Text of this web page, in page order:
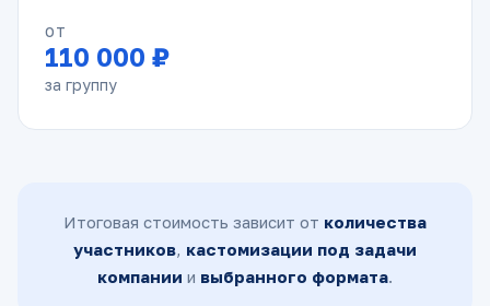
ОТ
110 000 ₽
за группу
Итоговая стоимость зависит от количества
участников, кастомизации под задачи
компании и выбранного формата.